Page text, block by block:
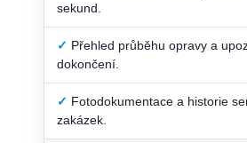
sekund.
✓ Přehled průběhu opravy a
dokončení.
✓ Fotodokumentace a historie
zakázek.